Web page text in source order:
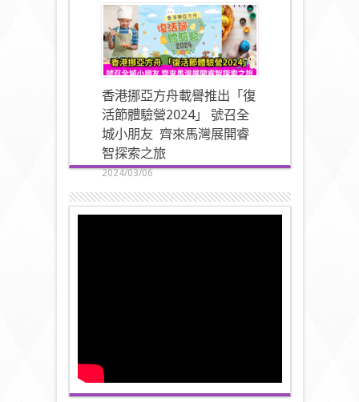
香港挪亞方舟載譽推出「復
活節體驗營2024」 號召全
城小朋友 齊來馬灣展開睿
智探索之旅
2024/03/06